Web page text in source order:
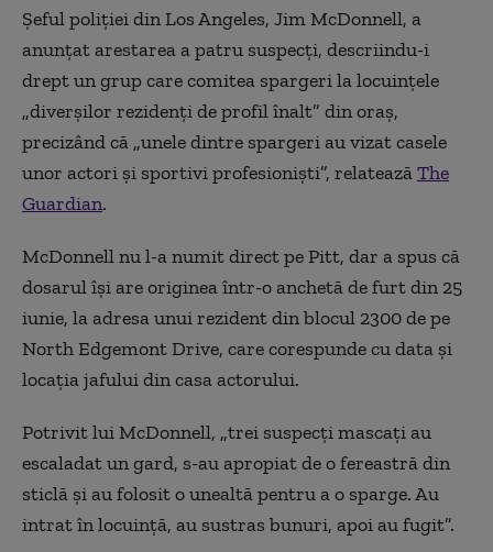
Șeful poliției din Los Angeles, Jim McDonnell, a
anunțat arestarea a patru suspecți, descriindu-i
drept un grup care comitea spargeri la locuințele
„diverșilor rezidenți de profil înalt” din oraș,
precizând că „unele dintre spargeri au vizat casele
unor actori și sportivi profesioniști”, relateazăThe
Guardian.
McDonnell nu l-a numit direct pe Pitt, dar a spus că
dosarul își are originea într-o anchetă de furt din 25
iunie, la adresa unui rezident din blocul 2300 de pe
North Edgemont Drive, care corespunde cu data și
locația jafului din casa actorului.
Potrivit lui McDonnell, „trei suspecți mascați au
escaladat un gard, s-au apropiat de o fereastră din
sticlă și au folosit o unealtă pentru a o sparge. Au
intrat în locuință, au sustras bunuri, apoi au fugit”.